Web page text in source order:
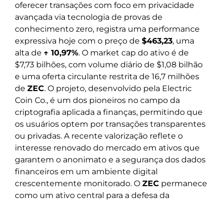
oferecer transações com foco em privacidade
avançada via tecnologia de provas de
conhecimento zero, registra uma performance
expressiva hoje com o preço de $463,23, uma
alta de ↑ 10,97%. O market cap do ativo é de
$7,73 bilhões, com volume diário de $1,08 bilhão
e uma oferta circulante restrita de 16,7 milhões
de ZEC. O projeto, desenvolvido pela Electric
Coin Co., é um dos pioneiros no campo da
criptografia aplicada a finanças, permitindo que
os usuários optem por transações transparentes
ou privadas. A recente valorização reflete o
interesse renovado do mercado em ativos que
garantem o anonimato e a segurança dos dados
financeiros em um ambiente digital
crescentemente monitorado. O ZEC permanece
como um ativo central para a defesa da